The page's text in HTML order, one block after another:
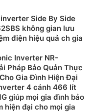
Side By Side
không gian lưu
điện hiệu quả ch gia
Inverter NR-
Pháp Bảo Quản Thực
Gia Đình Hiện Đại
4 cánh 466 lít
giúp mọi gia đình bảo
hiện đại cho mọi gia